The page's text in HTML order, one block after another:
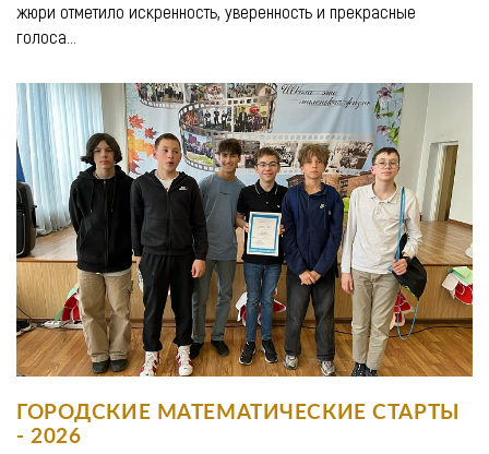
жюри отметило искренность, уверенность и прекрасные
голоса...
ГОРОДСКИЕ МАТЕМАТИЧЕСКИЕ СТАРТЫ
- 2026